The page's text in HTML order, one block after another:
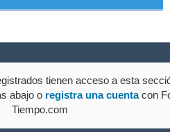
tienen acceso a esta
abajo o registra una cuentacon
Tiempo.com